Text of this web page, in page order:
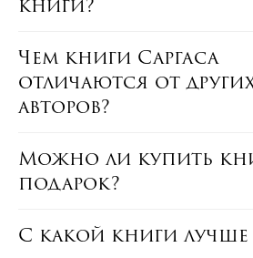
книги?
Чем книги Саргаса
отличаются от
авторов?
Можно ли купить
подарок?
С какой книги лучше